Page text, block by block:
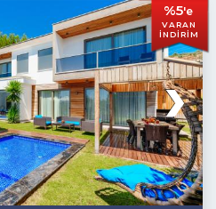
4 Kişi Beğen
%5'e
VARAN
İNDİRİM